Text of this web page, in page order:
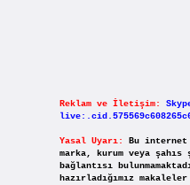
Reklam ve İletişim:
Yasal Uyarı:
Bu
marka, kurum veya
bağlantısı
hazırladığımız